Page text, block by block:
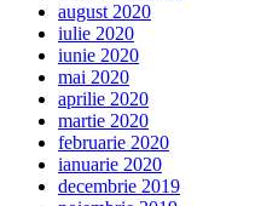
august 2020
iulie 2020
iunie 2020
mai 2020
aprilie 2020
martie 2020
februarie 2020
ianuarie 2020
decembrie 2019